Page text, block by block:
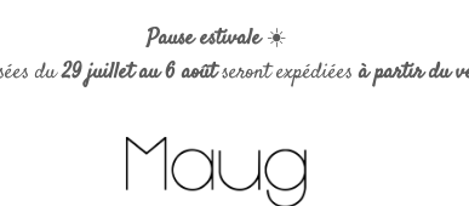
Pause estivale☀️
du29 juillet au 6 aoûtseront expédiéesà partir du